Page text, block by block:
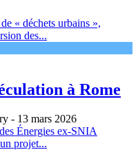
« déchets urbains »,
des...
à Rome
- 13 mars 2026
Énergies ex-SNIA
projet...